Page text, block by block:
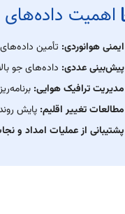
اهمیت داده‌های
ایمنی هوانوردی: تأمین
پیش‌بینی عددی: داده‌های جو
مدیریت ترافیک هوایی:
مطالعات تغییر اقلیم: پایش
پشتیبانی از عملیات امداد و